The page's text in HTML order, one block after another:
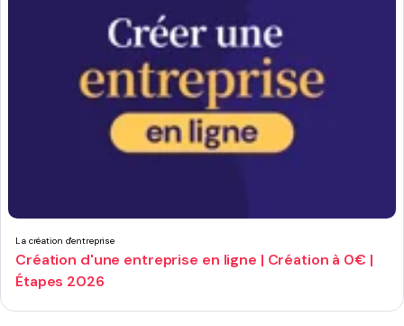
La création d'entreprise
Création d'une entreprise en ligne | Création à 0€ |
Étapes 2026